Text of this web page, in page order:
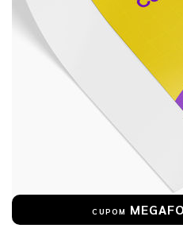
CUPOM